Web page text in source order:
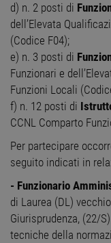
d) n. 2 posti di
dell’Elevata
(Codice F04);
e) n. 3 posti di
Funzionari e
Funzioni Locali
f) n. 12 posti di
CCNL Comparto
Per partecipare
seguito indicati in
- Funzionario
di Laurea (DL)
Giurisprudenza, (22/
tecniche della